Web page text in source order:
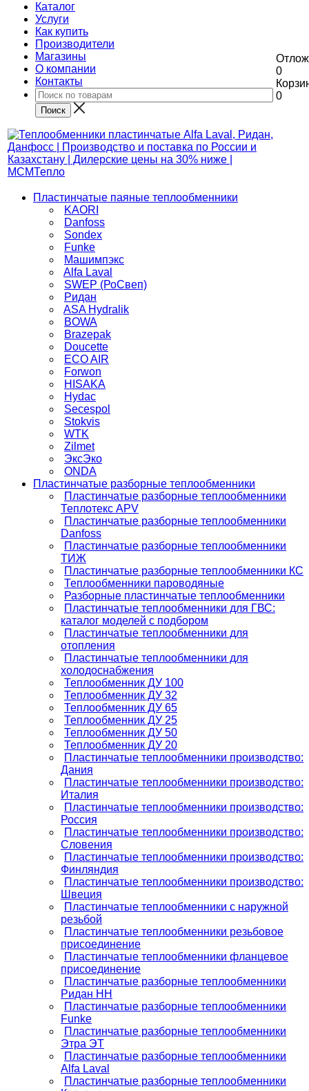
Каталог
Услуги
Как купить
Производители
Магазины
О компании
Контакты
0
0
Пластинчатые паяные теплообменники
KAORI
Danfoss
Sondex
Funke
Машимпэкс
Alfa Laval
SWEP (РоСвеп)
Ридан
ASA Hydralik
BOWA
Brazepak
Doucette
ECO AIR
Forwon
HISAKA
Hydac
Secespol
Stokvis
WTK
Zilmet
ЭксЭко
ONDA
Пластинчатые разборные теплообменники
Пластинчатые разборные теплообменники
Теплотекс APV
Пластинчатые разборные теплообменники
Danfoss
Пластинчатые разборные теплообменники
ТИЖ
Пластинчатые разборные теплообменники КC
Теплообменники пароводяные
Разборные пластинчатые теплообменники
Пластинчатые теплообменники для ГВС:
каталог моделей с подбором
Пластинчатые теплообменники для
отопления
Пластинчатые теплообменники для
холодоснабжения
Теплообменник ДУ 100
Теплообменник ДУ 32
Теплообменник ДУ 65
Теплообменник ДУ 25
Теплообменник ДУ 50
Теплообменник ДУ 20
Пластинчатые теплообменники производство:
Дания
Пластинчатые теплообменники производство:
Италия
Пластинчатые теплообменники производство:
Россия
Пластинчатые теплообменники производство:
Словения
Пластинчатые теплообменники производство:
Финляндия
Пластинчатые теплообменники производство:
Швеция
Пластинчатые теплообменники с наружной
резьбой
Пластинчатые теплообменники резьбовое
присоединение
Пластинчатые теплообменники фланцевое
присоединение
Пластинчатые разборные теплообменники
Ридан НН
Пластинчатые разборные теплообменники
Funke
Пластинчатые разборные теплообменники
Этра ЭТ
Пластинчатые разборные теплообменники
Alfa Laval
Пластинчатые разборные теплообменники